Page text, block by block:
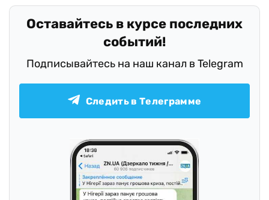
Оставайтесь в курсе последних
событий!
Подписывайтесь на наш канал в Telegram
Следить в Телеграмме